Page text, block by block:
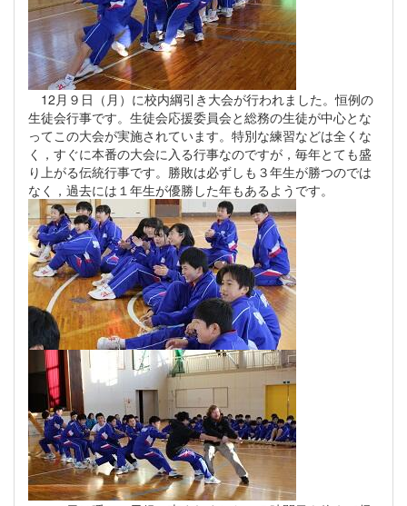
12月９日（月）に校内綱引き大会が行われました。恒例の
生徒会行事です。生徒会応援委員会と総務の生徒が中心とな
ってこの大会が実施されています。特別な練習などは全くな
く，すぐに本番の大会に入る行事なのですが，毎年とても盛
り上がる伝統行事です。勝敗は必ずしも３年生が勝つのでは
なく，過去には１年生が優勝した年もあるようです。